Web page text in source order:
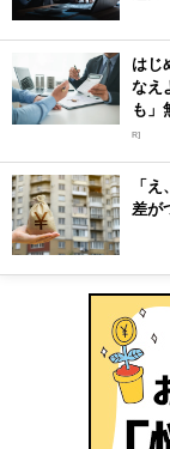
はじ
なえ
も」
R]
「
差が